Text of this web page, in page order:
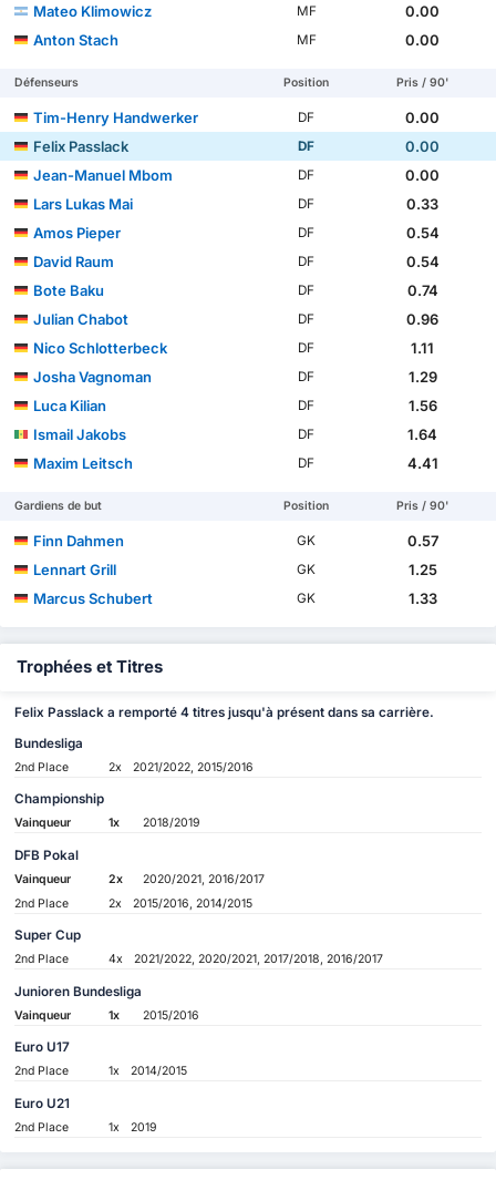
Mateo Klimowicz
MF
0.00
Anton Stach
MF 0.00
Défenseurs Position Pris / 90'
Tim-Henry Handwerker DF
0.00
Felix Passlack
DF
0.00
Jean-Manuel Mbom
DF
0.00
Lars Lukas Mai
DF
0.33
Amos Pieper
DF
0.54
David Raum
DF
0.54
Bote Baku
DF
0.74
Julian Chabot
DF
0.96
Nico Schlotterbeck
DF
1.11
Josha Vagnoman
DF
1.29
Luca Kilian
DF
1.56
Ismail Jakobs
DF
1.64
Maxim Leitsch
DF 4.41
Gardiens de but Position Pris / 90'
Finn Dahmen GK
0.57
Lennart Grill
GK
1.25
Marcus Schubert
GK 1.33
Trophées et Titres
Felix Passlack a remporté 4 titres jusqu'à présent dans sa carrière.
Bundesliga
2nd Place 2x 2021/2022, 2015/2016
Championship
Vainqueur 1x 2018/2019
DFB Pokal
Vainqueur 2x
2020/2021, 2016/2017
2nd Place
2x 2015/2016, 2014/2015
Super Cup
2nd Place 4x 2021/2022, 2020/2021, 2017/2018, 2016/2017
Junioren Bundesliga
Vainqueur 1x 2015/2016
Euro U17
2nd Place 1x 2014/2015
Euro U21
2nd Place 1x 2019